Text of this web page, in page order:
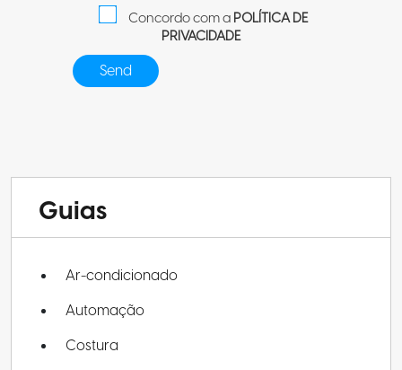
Concordo com aPOLÍTICA DE
PRIVACIDADE
Guias
Ar-condicionado
Automação
Costura